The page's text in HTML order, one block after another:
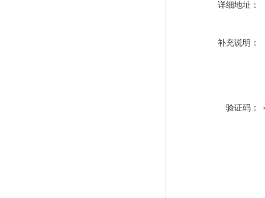
详细地址：
补充说明：
验证码：